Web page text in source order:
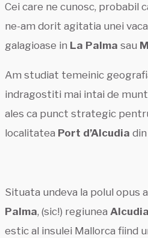
Cei care ne cunosc, probabil
ne-am dorit agitatia unei
galagioase in La Palma sau
Am studiat temeinic
indragostiti mai intai de
ales ca punct strategic
localitatea Port d’Alcudia
Situata undeva la polul opus
Palma, (sic!) regiunea Alcudia
estic al insulei Mallorca fiind